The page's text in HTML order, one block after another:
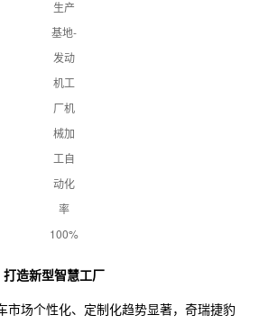
生产
基地-
发动
机工
厂机
械加
工自
动化
率
100%
造新型智慧工厂
市场个性化、定制化趋势显著，奇瑞捷豹